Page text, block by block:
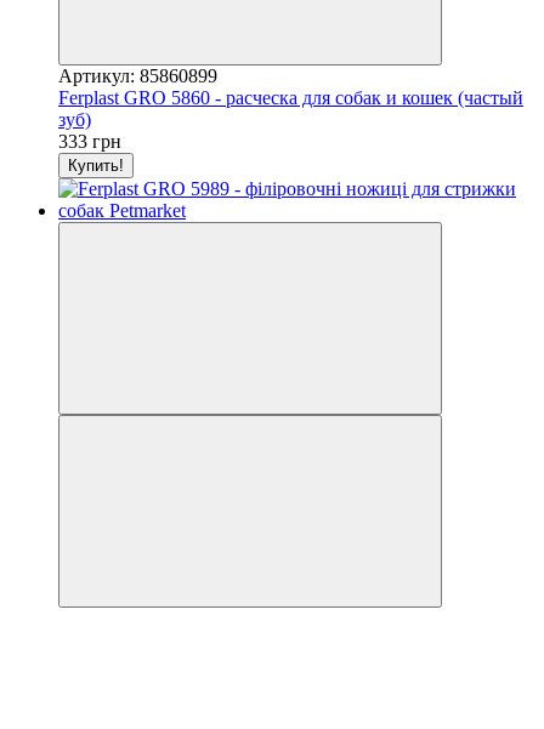
Артикул: 85860899
Ferplast GRO 5860 - расческа для собак и кошек (частый
зуб)
333 грн
Купить!